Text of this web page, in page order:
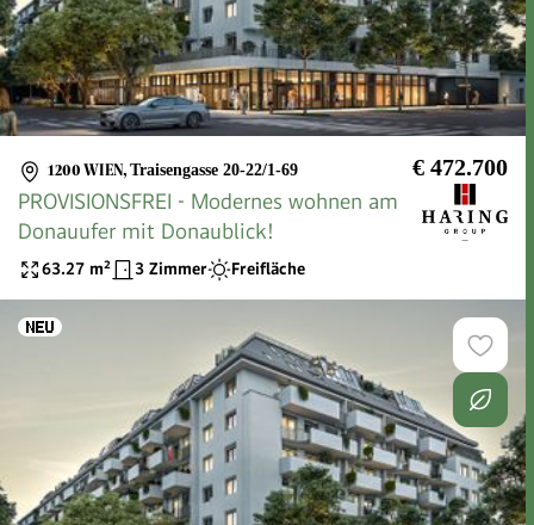
1200 WIEN, Traisengasse 20-22/1-69 € 472.700
PROVISIONSFREI - Modernes wohnen am
Donauufer mit Donaublick!
63.27 m² 3 Zimmer Freifläche